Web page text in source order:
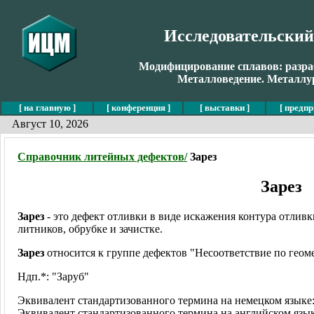
Модифицирование сплавов:
Металловедение.
[ на главную ] [ конференция ] [ выставки ] [
Август 10, 2026
Справочник литейных дефектов/Зарез
Зарез
Зарез - это дефект отливки в виде искажения контура
литников, обрубке и зачистке.
Зарез относится к группе дефектов "Несоответствие по
Ндп.*: "Заруб"
Эквивалент стандартизованного термина на немецком